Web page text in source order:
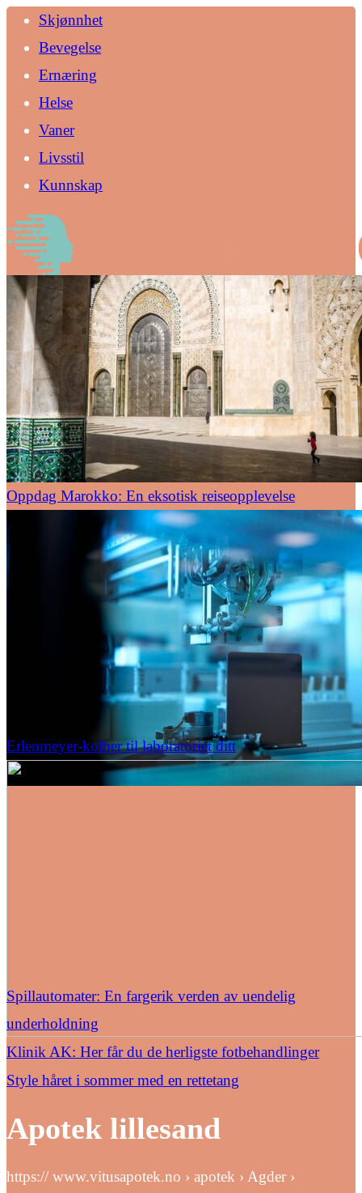
Skjønnhet
Bevegelse
Ernæring
Helse
Vaner
Livsstil
Kunnskap
Oppdag Marokko: En eksotisk reiseopplevelse
Erlenmeyer-kolber til laboratoriet ditt
Spillautomater: En fargerik verden av uendelig
underholdning
Klinik AK: Her får du de herligste fotbehandlinger
Style håret i sommer med en rettetang
Apotek lillesand
https:// www.vitusapotek.no › apotek › Agder ›